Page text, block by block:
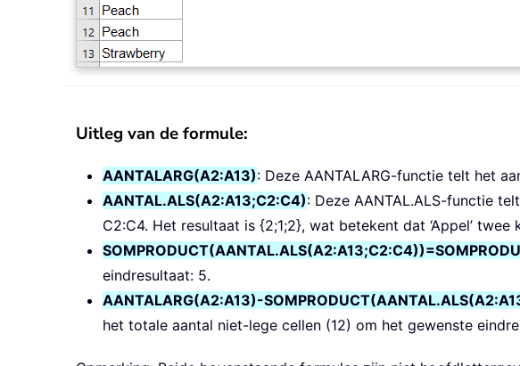
Uitleg van de formule:
AANTALARG(A2:A13): Deze AANTALARG-functie telt het
AANTAL.ALS(A2:A13;C2:C4): Deze AANTAL.ALS-functie
C2:C4. Het resultaat is {2;1;2}, wat betekent dat ‘Appel’ twee
eindresultaat: 5.
AANTALARG(A2:A13)-
het totale aantal niet-lege cellen (12) om het gewenste